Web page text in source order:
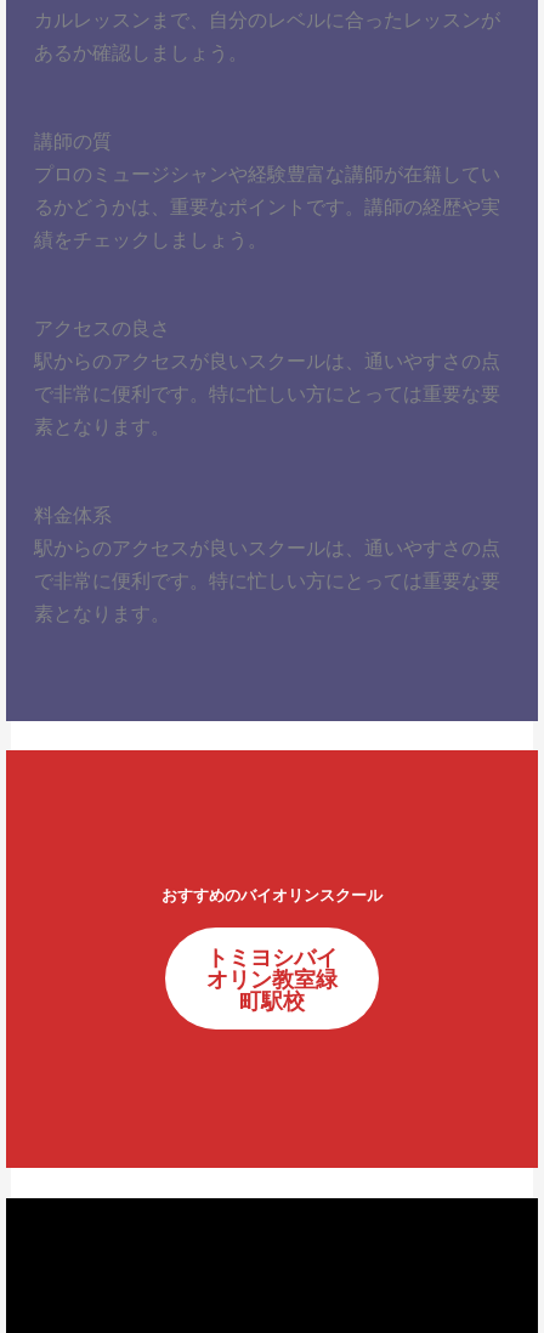
カルレッスンまで、自分のレベルに合ったレッスンが
あるか確認しましょう。
講師の質
プロのミュージシャンや経験豊富な講師が在籍してい
るかどうかは、重要なポイントです。講師の経歴や実
績をチェックしましょう。
アクセスの良さ
駅からのアクセスが良いスクールは、通いやすさの点
で非常に便利です。特に忙しい方にとっては重要な要
素となります。
料金体系
駅からのアクセスが良いスクールは、通いやすさの点
で非常に便利です。特に忙しい方にとっては重要な要
素となります。
おすすめのバイオリンスクール
トミヨシバイ
オリン教室緑
町駅校